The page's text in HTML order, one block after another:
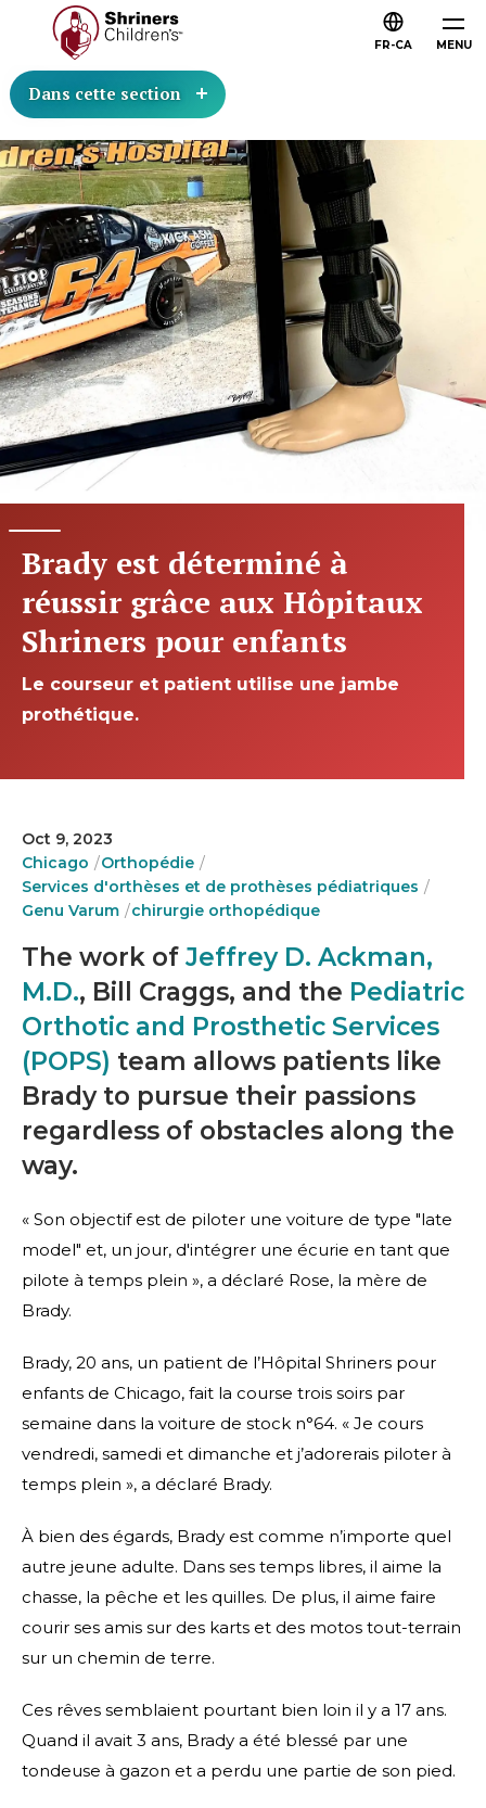
MENU
FR-CA
Dans cette section
Brady est déterminé à
réussir grâce aux Hôpitaux
Shriners pour enfants
Le courseur et patient utilise une jambe
prothétique.
Oct 9, 2023
Chicago
Orthopédie
Services d'orthèses et de prothèses pédiatriques
Genu Varum
chirurgie orthopédique
The work of Jeffrey D. Ackman,
M.D., Bill Craggs, and the Pediatric
Orthotic and Prosthetic Services
(POPS) team allows patients like
Brady to pursue their passions
regardless of obstacles along the
way.
« Son objectif est de piloter une voiture de type "late
model" et, un jour, d'intégrer une écurie en tant que
pilote à temps plein », a déclaré Rose, la mère de
Brady.
Brady, 20 ans, un patient de l’Hôpital Shriners pour
enfants de Chicago, fait la course trois soirs par
semaine dans la voiture de stock n°64. « Je cours
vendredi, samedi et dimanche et j’adorerais piloter à
temps plein », a déclaré Brady.
À bien des égards, Brady est comme n’importe quel
autre jeune adulte. Dans ses temps libres, il aime la
chasse, la pêche et les quilles. De plus, il aime faire
courir ses amis sur des karts et des motos tout-terrain
sur un chemin de terre.
Ces rêves semblaient pourtant bien loin il y a 17 ans.
Quand il avait 3 ans, Brady a été blessé par une
tondeuse à gazon et a perdu une partie de son pied.